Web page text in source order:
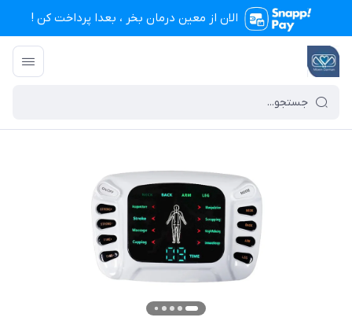
الان از معین درمان بخر ، بعدا پرداخت کن !
تجهیزات پزشکی معین درمان